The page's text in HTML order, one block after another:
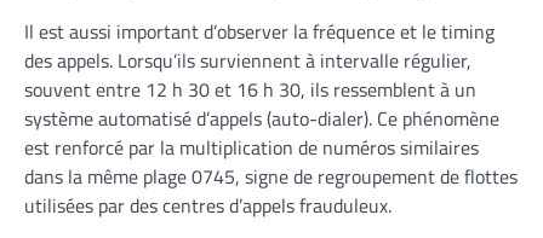
Il est aussi important d’observer la fréquence et le timing
des appels. Lorsqu’ils surviennent à intervalle régulier,
souvent entre 12 h 30 et 16 h 30, ils ressemblent à un
système automatisé d’appels (auto-dialer). Ce phénomène
est renforcé par la multiplication de numéros similaires
dans la même plage 0745, signe de regroupement de flottes
utilisées par des centres d’appels frauduleux.